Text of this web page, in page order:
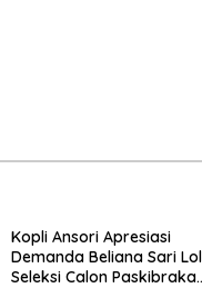
Kopli Ansori Apresiasi
Demanda Beliana Sari
Seleksi Calon Paskibraka